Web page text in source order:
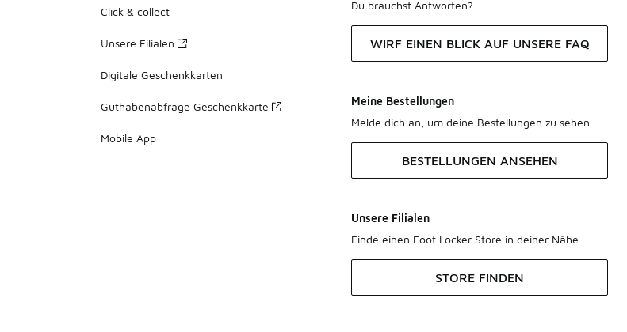
Click & collect
Unsere Filialen
Digitale Geschenkkarten
Guthabenabfrage Geschenkkarte
Mobile App
Du brauchst Antworten?
WIRF EINEN BLICK AUF UNSERE FAQ
Meine Bestellungen
Melde dich an, um deine Bestellungen zu sehen.
BESTELLUNGEN ANSEHEN
Unsere Filialen
Finde einen Foot Locker Store in deiner Nähe.
STORE FINDEN